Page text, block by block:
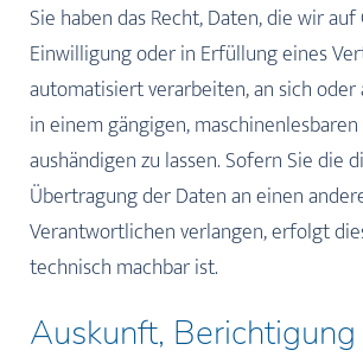
Sie haben das Recht, Daten, die wir
Einwilligung oder in Erfüllung eines
automatisiert verarbeiten, an sich
in einem gängigen,
aushändigen zu lassen. Sofern Sie die
Übertragung der Daten an einen
Verantwortlichen verlangen, erfolgt
technisch machbar ist.
Auskunft,